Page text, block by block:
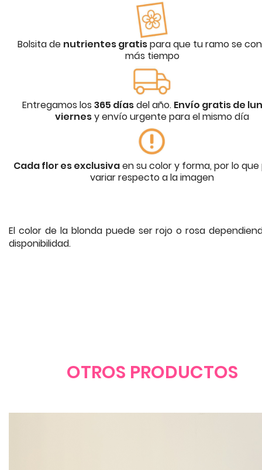
Bolsita de nutrientes gratispara que tu ramo se
más tiempo
Entregamos los 365 díasdel año. Envío gratis de
viernesy envío urgente para el mismo día
Cada flor es exclusivaen su color y forma, por lo
variar respecto a la imagen
El color de la blonda puede ser rojo o rosa
disponibilidad.
OTROS PRODUCTOS